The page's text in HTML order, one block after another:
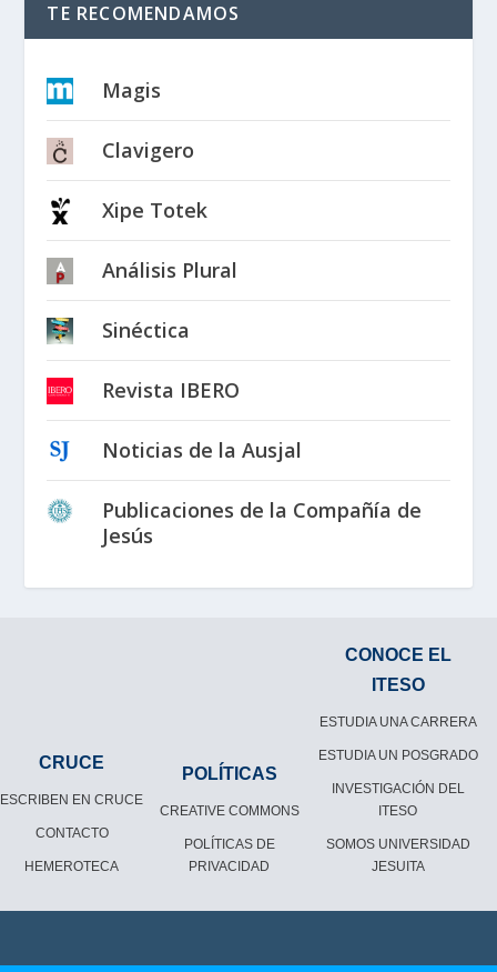
TE RECOMENDAMOS
Magis
Clavigero
Xipe Totek
Análisis Plural
Sinéctica
Revista IBERO
Noticias de la Ausjal
Publicaciones de la Compañía de
Jesús
CRUCE
ESCRIBEN EN CRUCE
CONTACTO
HEMEROTECA
POLÍTICAS
CREATIVE COMMONS
POLÍTICAS DE
PRIVACIDAD
CONOCE EL
ITESO
ESTUDIA UNA CARRERA
ESTUDIA UN POSGRADO
INVESTIGACIÓN DEL
ITESO
SOMOS UNIVERSIDAD
JESUITA